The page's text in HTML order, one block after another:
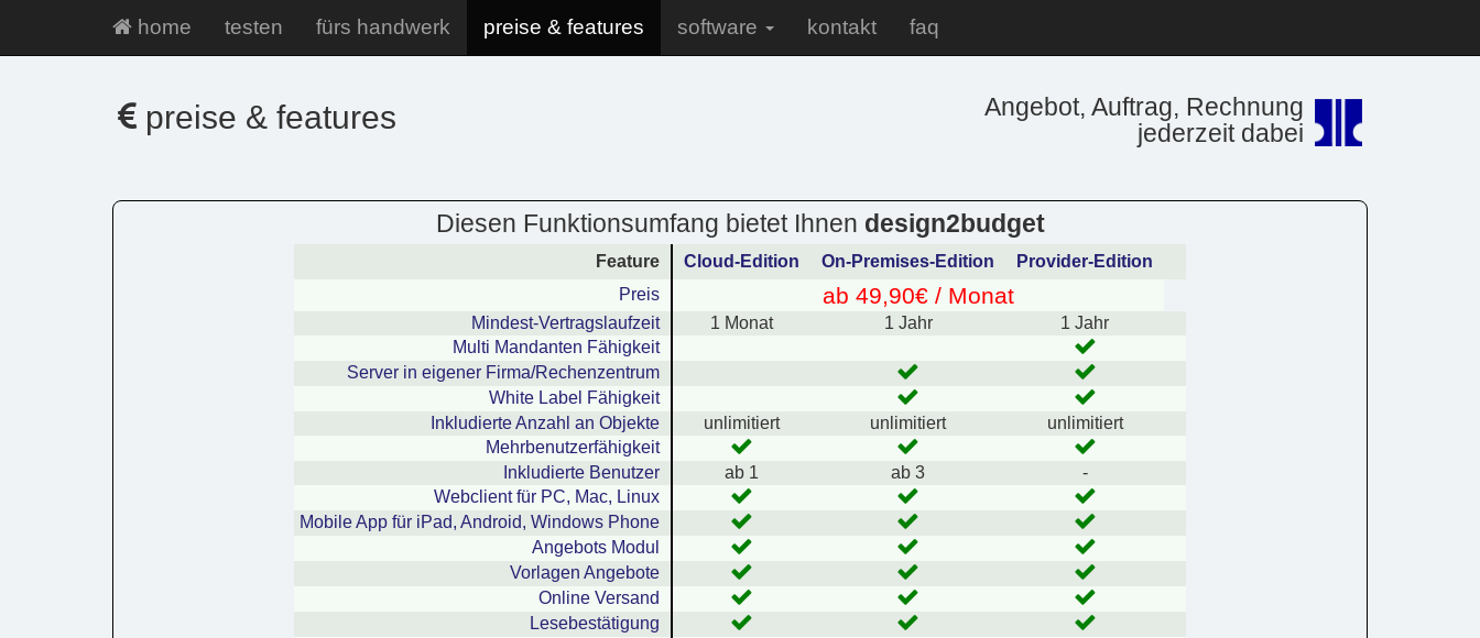
home testen fürs handwerk preise & features software kontakt faq
preise & features
Angebot, Auftrag, Rechnung
jederzeit dabei
Diesen Funktionsumfang bietet Ihnen design2budget
Feature Cloud-Edition On-Premises-Edition
Provider-Edition
Preis
ab 49,90€ / Monat
Mindest-Vertragslaufzeit 1 Monat 1 Jahr
1 Jahr
Multi Mandanten Fähigkeit
Server in eigener Firma/Rechenzentrum
White Label Fähigkeit
Inkludierte Anzahl an Objekte
unlimitiert unlimitiert
unlimitiert
Mehrbenutzerfähigkeit
Inkludierte Benutzer
ab 1 ab 3
-
Webclient für PC, Mac, Linux
Mobile App für iPad, Android, Windows Phone
Angebots Modul
Vorlagen Angebote
Online Versand
Lesebestätigung